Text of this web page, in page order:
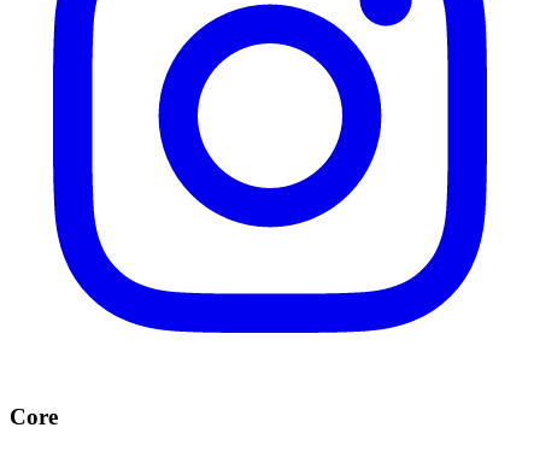
Core